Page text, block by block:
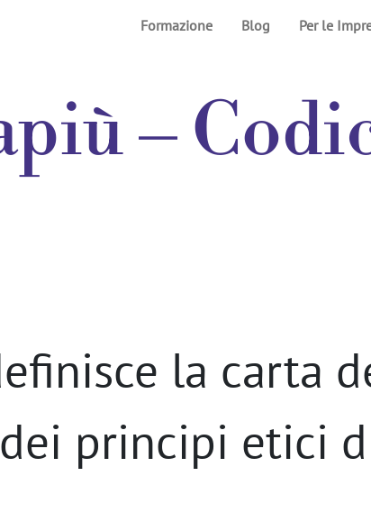
Formazione Blog Per le
–
la carta
principi etici